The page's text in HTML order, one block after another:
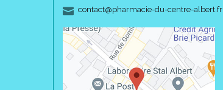
contact-
@-
pharmacie-du-centre-albert.fr